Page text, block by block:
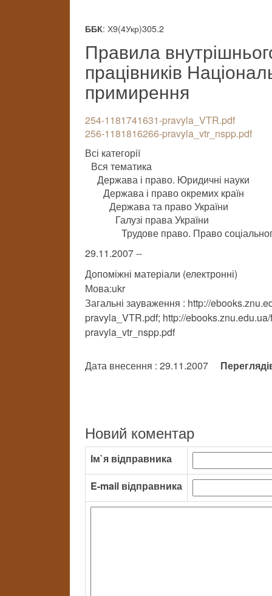
ББК: Х9(4Укр)305.2
Правила
працівників
примирення
254-1181741631-pravyla_VTR.pdf
256-1181816266-pravyla_vtr_nspp.pdf
Всі категорії
Вся тематика
Держава і право. Юридичні науки
Держава і право окремих країн
Держава та право України
Галузі права України
Трудове право. Право
29.11.2007 --
Допоміжні матеріали (електронні)
Мова:ukr
Загальні зауваження : http://
pravyla_VTR.pdf; http://
pravyla_vtr_nspp.pdf
Дата внесення : 29.11.2007
Новий коментар
Ім`я відправника
E-mail відправника